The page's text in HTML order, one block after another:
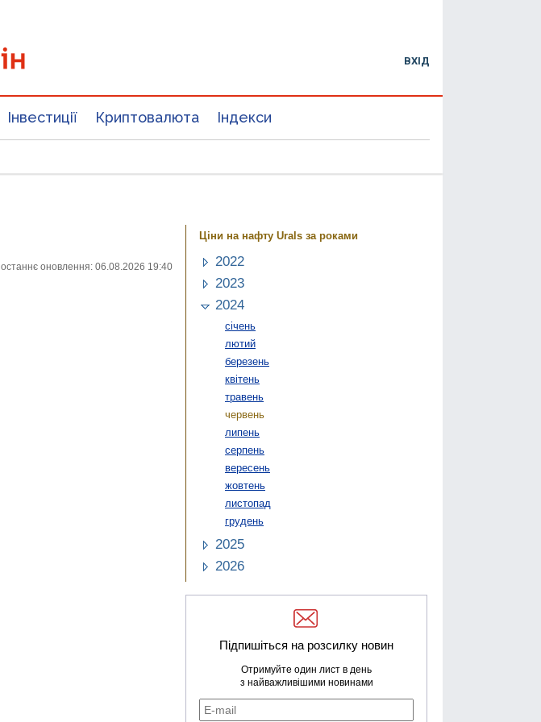
ВХІД
Інвестиції Криптовалюта Індекси
останнє оновлення: 06.08.2026 19:40
Ціни на нафту Urals за роками
2022
2023
2024
січень
лютий
березень
квітень
травень
червень
липень
серпень
вересень
жовтень
листопад
грудень
2025
2026
Підпишіться на розсилку новин
Отримуйте один лист в день
з найважливішими новинами